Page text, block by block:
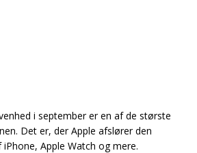
i september er en af de største
Det er, der Apple afslører den
Apple Watch og mere.